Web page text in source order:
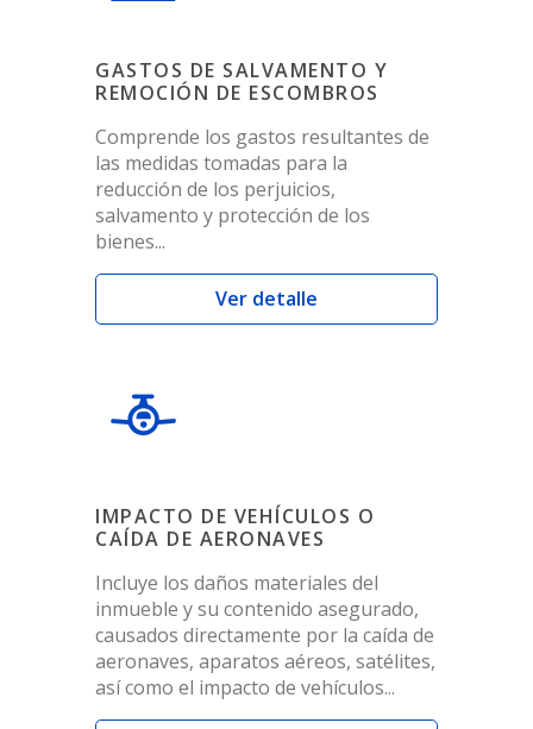
GASTOS DE SALVAMENTO Y
REMOCIÓN DE ESCOMBROS
Comprende los gastos resultantes de
las medidas tomadas para la
reducción de los perjuicios,
salvamento y protección de los
bienes...
Ver detalle
IMPACTO DE VEHÍCULOS O
CAÍDA DE AERONAVES
Incluye los daños materiales del
inmueble y su contenido asegurado,
causados directamente por la caída de
aeronaves, aparatos aéreos, satélites,
así como el impacto de vehículos...